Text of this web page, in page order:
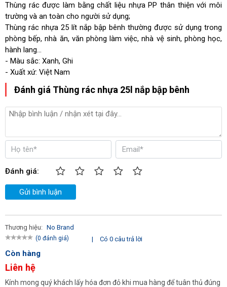
Thùng rác được làm bằng chất liệu nhựa PP thân thiện với môi
trường và an toàn cho người sử dụng;
Thùng rác nhựa 25 lít nắp bập bênh thường được sử dụng trong
phòng bếp, nhà ăn, văn phòng làm việc, nhà vệ sinh, phòng học,
hành lang...
- Màu sắc: Xanh, Ghi
- Xuất xứ: Việt Nam
Đánh giá Thùng rác nhựa 25l nắp bập bênh
Đánh giá:
Gửi bình luận
Thương hiệu: No Brand
(0 đánh giá) | Có 0 câu trả lời
Còn hàng
Liên hệ
Kính mong quý khách lấy hóa đơn đỏ khi mua hàng để tuân thủ đúng